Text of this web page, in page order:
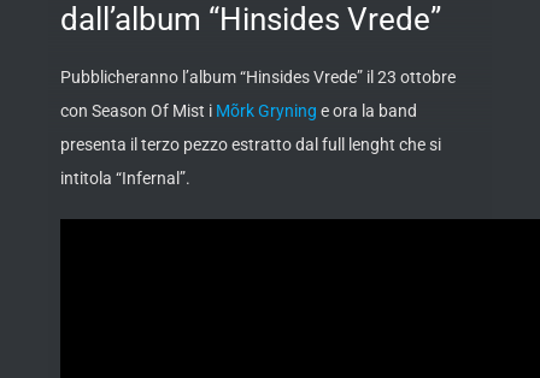
dall’album “Hinsides Vrede”
Pubblicheranno l’album “Hinsides Vrede” il 23 ottobre
con Season Of Mist i Mõrk Gryning e ora la band
presenta il terzo pezzo estratto dal full lenght che si
intitola “Infernal”.